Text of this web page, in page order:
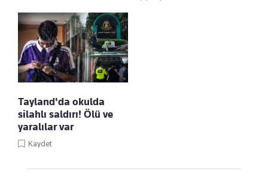
Tayland'da okulda
silahlı saldırı! Ölü ve
yaralılar var
Kaydet